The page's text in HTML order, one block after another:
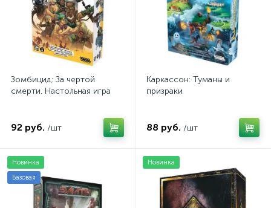
Зомбицид: За чертой
смерти. Настольная игра
92 руб. /шт
Каркассон: Туманы и
призраки
88 руб. /шт
Новинка
Базовая
Новинка